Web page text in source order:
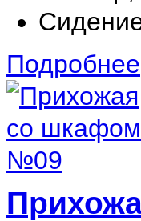
Подробнее